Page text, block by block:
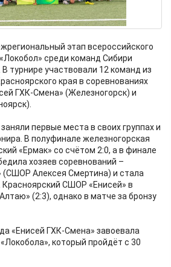
этап всероссийского
среди команд Сибири
турнире участвовали 12 команд из
края в соревнованиях
ГХК-Смена» (Железногорск) и
первые места в своих группах и
В полуфинале железногорская
«Ермак» со счётом 2:0, а в финале
хозяев соревнований –
(СШОР Алексея Смертина) и стала
Красноярский СШОР «Енисей» в
(2:3), однако в матче за бронзу
«Енисей ГХК-Смена» завоевала
который пройдёт с 30